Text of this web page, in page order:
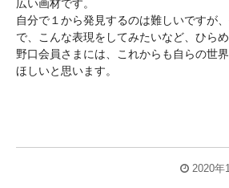
広い画材です。
自分で１から発見するのは難しいですが
で、こんな表現をしてみたいなど、ひら
野口会員さまには、これからも自らの世
ほしいと思います。
2020年